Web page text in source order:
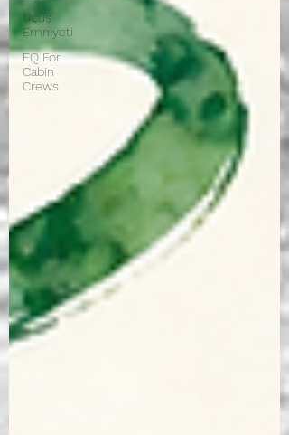
Uçuş
Emniyeti
EQ For
Cabin
Crews